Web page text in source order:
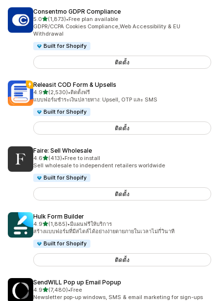
Consentmo GDPR Compliance
5.0เต็ม 5 ดาว
(1,873)
ทั้งหมด 1873 รีวิว
•Free plan available
GDPR/CCPA Cookies Compliance,Web Accessibility & EU
Withdrawal
Built for Shopify
ติดตั้ง
Releasit COD Form & Upsells
4.9เต็ม 5 ดาว
(2,530)
ทั้งหมด 2530 รีวิว
•ติดตั้งฟรี
แบบฟอร์มชำระเงินปลายทาง: Upsell, OTP และ SMS
Built for Shopify
ติดตั้ง
Faire: Sell Wholesale
4.6เต็ม 5 ดาว
(413)
ทั้งหมด 413 รีวิว
•Free to install
Sell wholesale to independent retailers worldwide
Built for Shopify
ติดตั้ง
Hulk Form Builder
4.9เต็ม 5 ดาว
(1,885)
ทั้งหมด 1885 รีวิว
•มีแผนฟรีให้บริการ
สร้างแบบฟอร์มที่มีสไตล์ได้อย่างง่ายดายภายในเวลาไม่กี่วินาที
Built for Shopify
ติดตั้ง
SendWILL Pop up Email Popup
4.9เต็ม 5 ดาว
(7,480)
ทั้งหมด 7480 รีวิว
•Free
Newsletter pop-up windows, SMS & email marketing for sign-ups